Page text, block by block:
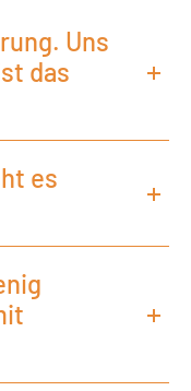
Uns
das
es